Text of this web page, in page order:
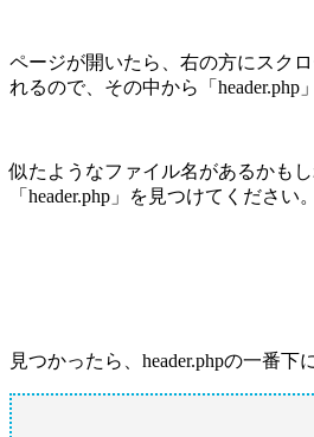
ページが開いたら、右の方にスク
れるので、その中から「header.php
似たようなファイル名があるかもし
「header.php」を見つけてください。
見つかったら、header.phpの一番下